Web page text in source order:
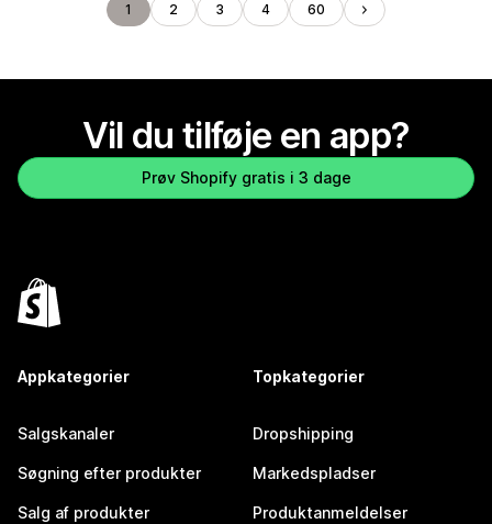
1 2 3 4 60
Vil du tilføje en app?
Prøv Shopify gratis i 3 dage
Appkategorier
Salgskanaler
Søgning efter produkter
Salg af produkter
Topkategorier
Dropshipping
Markedspladser
Produktanmeldelser